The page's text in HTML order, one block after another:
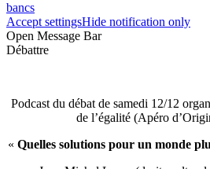
bancs
Accept settingsHide notification only
Open Message Bar
Débattre
Podcast du débat de samedi 12/12
de l’égalité (Apéro
« Quelles solutions pour un monde